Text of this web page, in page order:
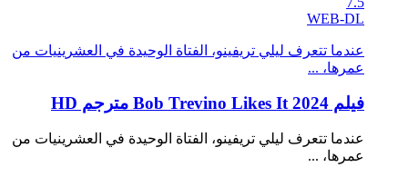
WEB-DL
عندما تتعرف ليلي تريفينو، الفتاة الوحيدة في العشرينيات من
عمرها، ...
فيلم Bob Trevino Likes It 2024 مترجم HD
عندما تتعرف ليلي تريفينو، الفتاة الوحيدة في العشرينيات من
عمرها، ...